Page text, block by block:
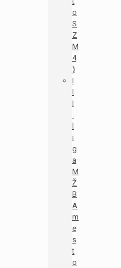
o
S
Z
M
4
)
I
I
I
l
i
g
a
M
Ž
B
A
m
e
s
t
o